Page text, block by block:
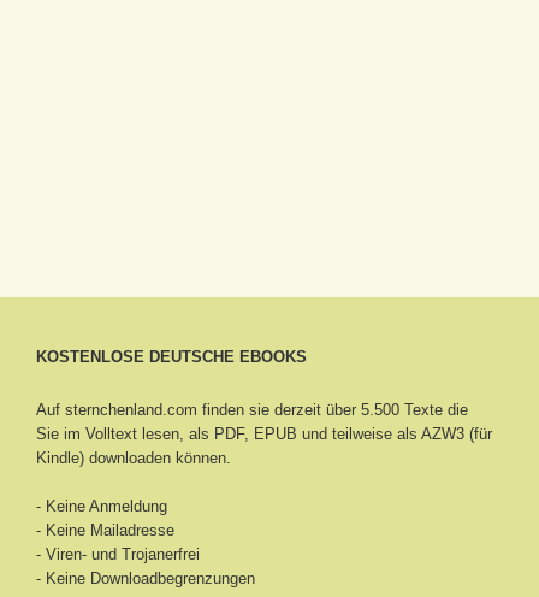
KOSTENLOSE DEUTSCHE EBOOKS
Auf sternchenland.com finden sie derzeit über 5.500 Texte die
Sie im Volltext lesen, als PDF, EPUB und teilweise als AZW3 (für
Kindle) downloaden können.
- Keine Anmeldung
- Keine Mailadresse
- Viren- und Trojanerfrei
- Keine Downloadbegrenzungen